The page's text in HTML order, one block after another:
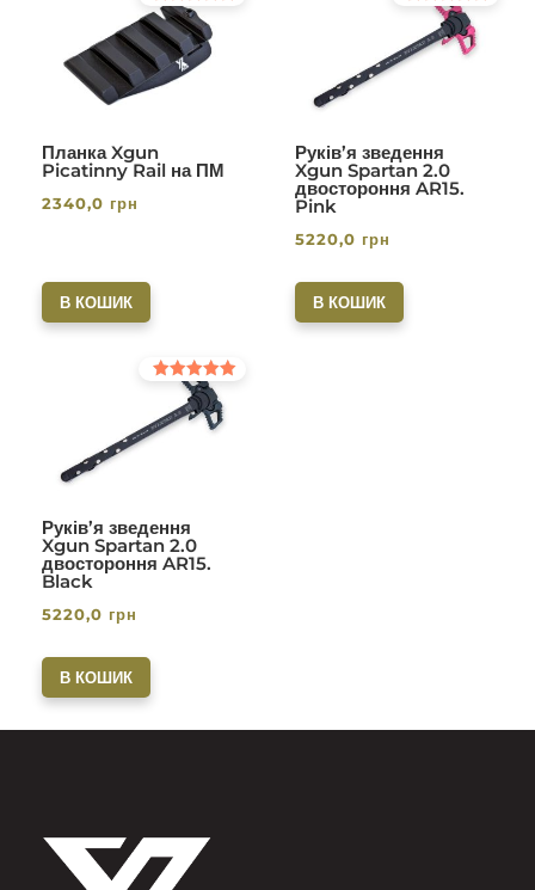
Планка Xgun
Picatinny Rail на ПМ
Оцінено в
5.00
з 5
2340,0 грн
В КОШИК
Руків’я зведення
Xgun Spartan 2.0
двостороння AR15.
Pink
Оцінено в
з 5
5220,0 грн
В КОШИК
Руків’я зведення
Xgun Spartan 2.0
двостороння AR15.
Black
Оцінено в
з 5
5220,0 грн
В КОШИК